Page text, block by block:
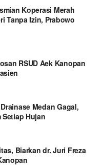
Koperasi Merah
Tanpa Izin, Prabowo
RSUD Aek Kanopan
Medan Gagal,
Hujan
Biarkan dr. Juri Freza